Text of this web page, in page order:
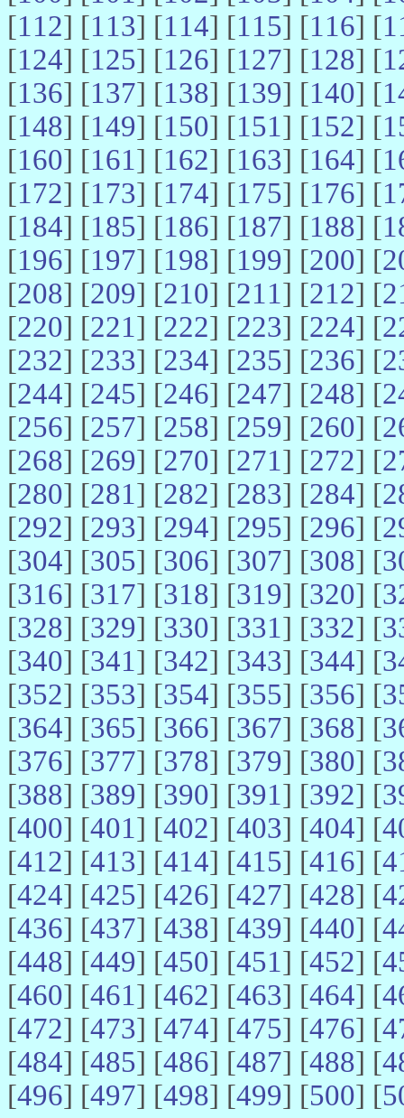
[112] [113] [114] [115] [116] [
[124] [125] [126] [127] [128] [
[136] [137] [138] [139] [140] [
[148] [149] [150] [151] [152] [
[160] [161] [162] [163] [164] [
[172] [173] [174] [175] [176] [
[184] [185] [186] [187] [188] [
[196] [197] [198] [199] [200] [
[208] [209] [210] [211] [212] [
[220] [221] [222] [223] [224] [
[232] [233] [234] [235] [236] [
[244] [245] [246] [247] [248] [
[256] [257] [258] [259] [260] [
[268] [269] [270] [271] [272] [
[280] [281] [282] [283] [284] [
[292] [293] [294] [295] [296] [
[304] [305] [306] [307] [308] [
[316] [317] [318] [319] [320] [
[328] [329] [330] [331] [332] [
[340] [341] [342] [343] [344] [
[352] [353] [354] [355] [356] [
[364] [365] [366] [367] [368] [
[376] [377] [378] [379] [380] [
[388] [389] [390] [391] [392] [
[400] [401] [402] [403] [404] [
[412] [413] [414] [415] [416] [
[424] [425] [426] [427] [428] [
[436] [437] [438] [439] [440] [
[448] [449] [450] [451] [452] [
[460] [461] [462] [463] [464] [
[472] [473] [474] [475] [476] [
[484] [485] [486] [487] [488] [
[496] [497] [498] [499] [500] [